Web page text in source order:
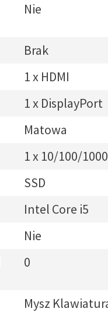
Nie
Brak
1 x HDMI
1 x DisplayPort
Matowa
1 x 10/100/
SSD
Intel Core i5
Nie
0
Mysz